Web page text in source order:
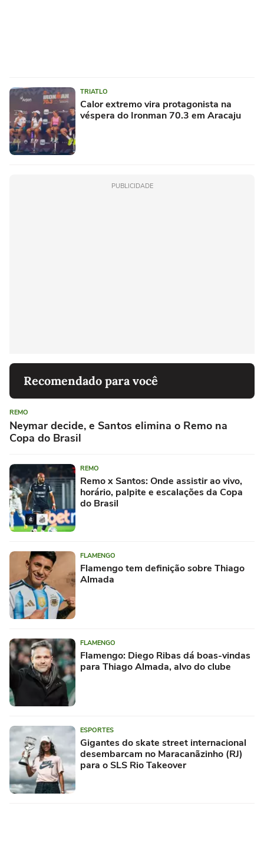
TRIATLO
Calor extremo vira protagonista na
véspera do Ironman 70.3 em Aracaju
PUBLICIDADE
Recomendado para você
REMO
Neymar decide, e Santos elimina o Remo na
Copa do Brasil
REMO
Remo x Santos: Onde assistir ao vivo,
horário, palpite e escalações da Copa
do Brasil
FLAMENGO
Flamengo tem definição sobre Thiago
Almada
FLAMENGO
Flamengo: Diego Ribas dá boas-vindas
para Thiago Almada, alvo do clube
ESPORTES
Gigantes do skate street internacional
desembarcam no Maracanãzinho (RJ)
para o SLS Rio Takeover